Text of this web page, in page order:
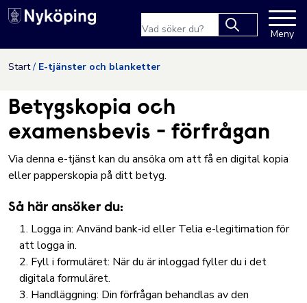
Hoppa till innehåll
Nyköpings kommuns
results.
Meny
Start E-tjänster och blanketter
Betygskopia och
examensbevis - förfrågan
Via denna e-tjänst kan du ansöka om att få en digital kopia
eller papperskopia på ditt betyg.
Så här ansöker du:
Logga in: Använd bank-id eller Telia e-legitimation för
att logga in.
Fyll i formuläret: När du är inloggad fyller du i det
digitala formuläret.
Handläggning: Din förfrågan behandlas av den